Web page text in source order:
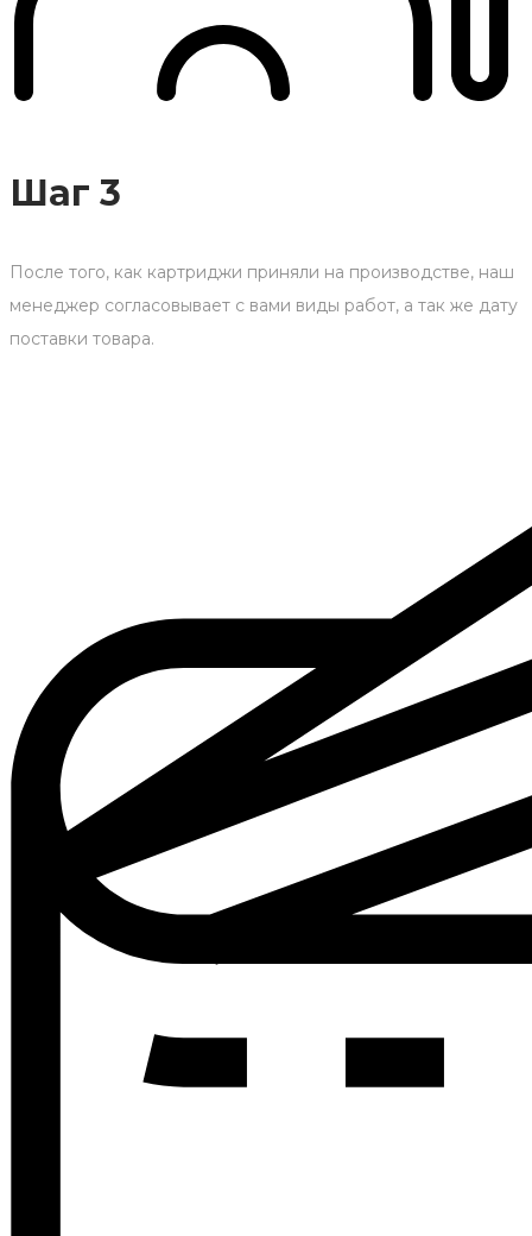
Шаг 3
После того, как картриджи приняли на производстве, наш
менеджер согласовывает с вами виды работ, а так же дату
поставки товара.